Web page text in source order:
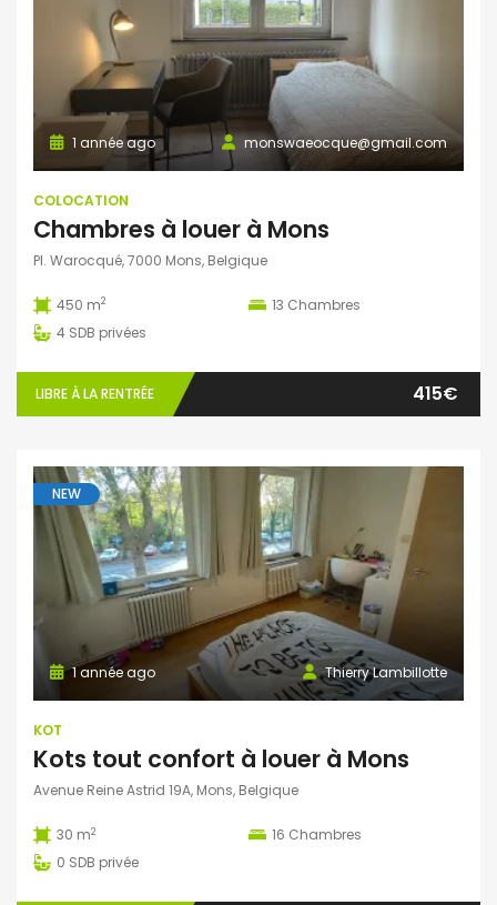
monswaeocque@gmail.com
1 année ago
COLOCATION
Chambres à louer à Mons
Pl. Warocqué, 7000 Mons, Belgique
450 m2 13 Chambres
4 SDB privées
LIBRE À LA RENTRÉE 415€
NEW
Thierry Lambillotte
1 année ago
KOT
Kots tout confort à louer à Mons
Avenue Reine Astrid 19A, Mons, Belgique
30 m2 16 Chambres
0 SDB privée